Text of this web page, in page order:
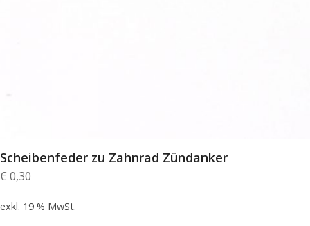
Scheibenfeder zu Zahnrad Zündanker
€ 0,30
exkl. 19 % MwSt.